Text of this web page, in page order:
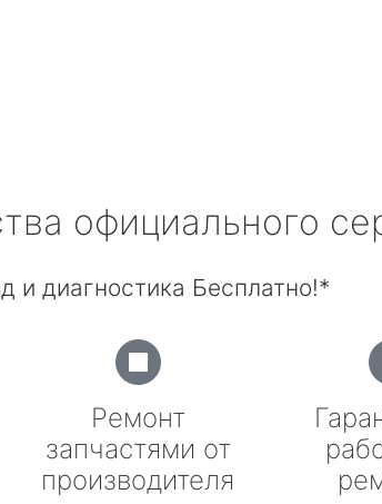
официального
и диагностика Бесплатно!*
Ремонт
запчастями от
производителя